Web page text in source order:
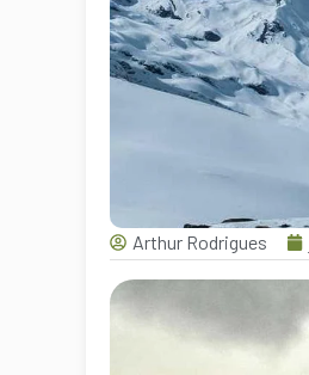
Arthur Rodrigues